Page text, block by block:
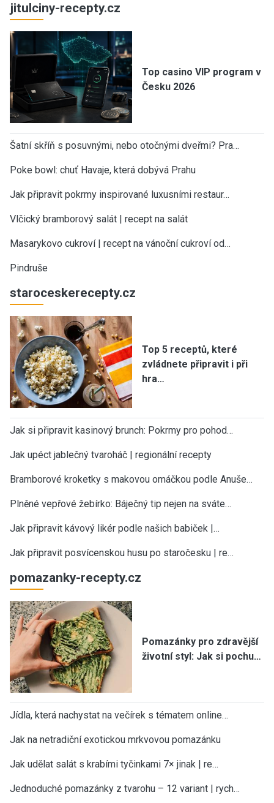
jitulciny-recepty.cz
Top casino VIP program v
Česku 2026
Šatní skříň s posuvnými, nebo otočnými dveřmi? Pra…
Poke bowl: chuť Havaje, která dobývá Prahu
Jak připravit pokrmy inspirované luxusními restaur…
Vlčický bramborový salát | recept na salát
Masarykovo cukroví | recept na vánoční cukroví od…
Pindruše
staroceskerecepty.cz
Top 5 receptů, které
zvládnete připravit i při
hra…
Jak si připravit kasinový brunch: Pokrmy pro pohod…
Jak upéct jablečný tvaroháč | regionální recepty
Bramborové kroketky s makovou omáčkou podle Anuše…
Plněné vepřové žebírko: Báječný tip nejen na sváte…
Jak připravit kávový likér podle našich babiček |…
Jak připravit posvícenskou husu po staročesku | re…
pomazanky-recepty.cz
Pomazánky pro zdravější
životní styl: Jak si pochu…
Jídla, která nachystat na večírek s tématem online…
Jak na netradiční exotickou mrkvovou pomazánku
Jak udělat salát s krabími tyčinkami 7× jinak | re…
Jednoduché pomazánky z tvarohu – 12 variant | rych…